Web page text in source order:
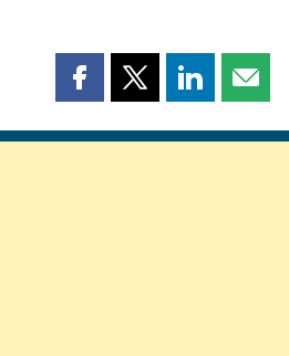
Partager
page
Partager
page
Partager
page page